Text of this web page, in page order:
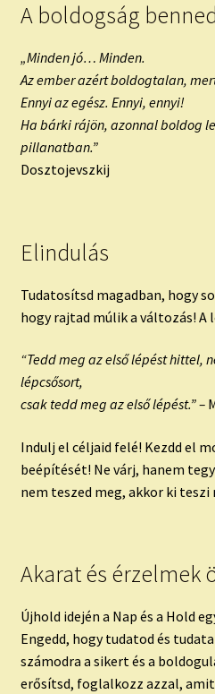
A boldogság
„Minden jó… Minden.
Az ember azért boldogtalan,
Ennyi az egész. Ennyi, ennyi!
Ha bárki rájön, azonnal boldog
pillanatban.”
Dosztojevszkij
Elindulás
Tudatosítsd magadban, hogy
hogy rajtad múlik a változás!
“Tedd meg az első lépést hittel,
lépcsősort,
csak tedd meg az első lépést.” –
Indulj el céljaid felé! Kezdd el
beépítését! Ne várj, hanem
nem teszed meg, akkor ki
Akarat és érzelmek
Újhold idején a Nap és a Hold
Engedd, hogy tudatod és
számodra a sikert és a
erősítsd, foglalkozz azzal,